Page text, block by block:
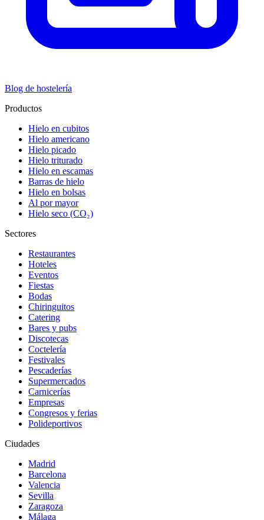
Blog de hostelería
Productos
Hielo en cubitos
Hielo americano
Hielo picado
Hielo triturado
Hielo en escamas
Barras de hielo
Hielo en bolsas
Al por mayor
Hielo seco (CO₂)
Sectores
Restaurantes
Hoteles
Eventos
Fiestas
Bodas
Chiringuitos
Catering
Bares y pubs
Discotecas
Coctelería
Festivales
Pescaderías
Supermercados
Carnicerías
Empresas
Congresos y ferias
Polideportivos
Ciudades
Madrid
Barcelona
Valencia
Sevilla
Zaragoza
Málaga